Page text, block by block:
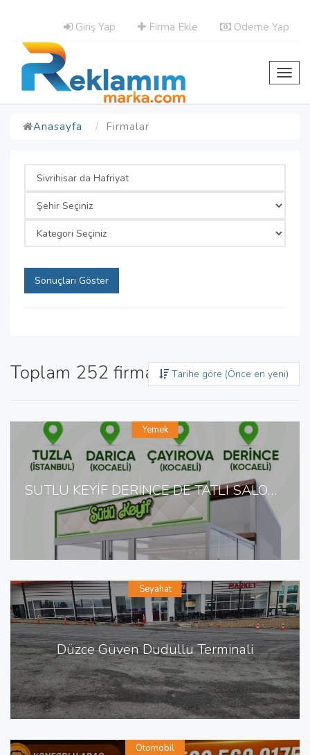
Giriş Yap Firma Ekle Ödeme Yap
Anasayfa Firmalar
Sonuçları Göster
Toplam 252 firma bulunduTarihe göre (Önce en yeni)
SÜTLÜ KEYİF DERİNCE DE TATLI SALONU
Yemek
Düzce Güven Dudullu Terminali
Seyahat
Otomobil